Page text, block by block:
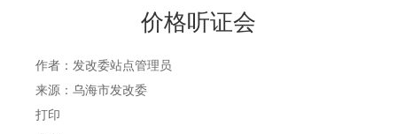
价格听证会
作者：发改委站点管理员
来源：乌海市发改委
打印